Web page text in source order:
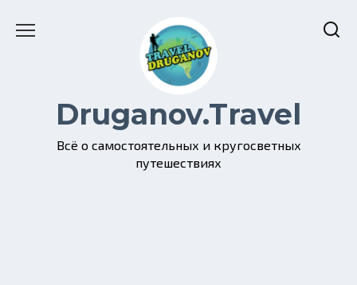
Druganov.Travel
Всё о самостоятельных и кругосветных
путешествиях